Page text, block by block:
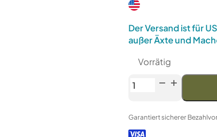
Der Versand ist für
außer Äxte und
Vorrätig
Venev
Diamantstein
(F60/F100
Garantiert sicherer